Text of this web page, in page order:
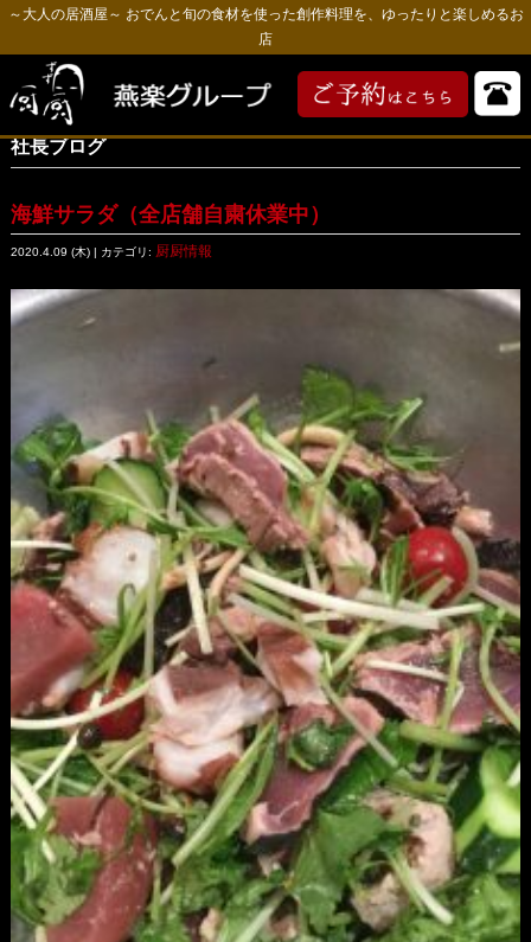
～大人の居酒屋～ おでんと旬の食材を使った創作料理を、ゆったりと楽しめるお
店
社長ブログ
海鮮サラダ（全店舗自粛休業中）
2020.4.09 (木) | カテゴリ: 厨厨情報